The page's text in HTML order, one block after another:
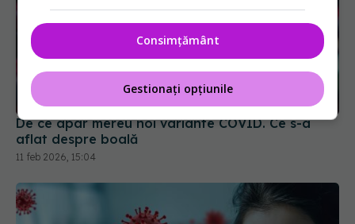
De ce apar mereu noi variante COVID. Ce s-a
aflat despre boală
11 feb 2026, 15:04
Consimțământ
Gestionați opțiunile